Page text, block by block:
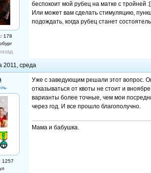
178
беспокоит мой рубец на матке с тройней
Или может вам сделать стимуляцию,
подождать, когда рубец станет
2011, среда
1257
Уже с заведующим решали этот вопрос. Он
отказываться от квоты не стоит и
варианты более точные, чем мои
через год. И все прошло благополучно.
Мама и бабушка.